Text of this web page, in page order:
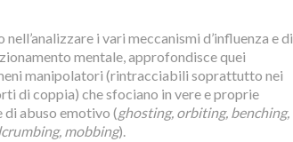
nell’analizzare i vari meccanismi d’influenza e di
mentale, approfondisce quei
manipolatori (rintracciabili soprattutto nei
di coppia) che sfociano in vere e proprie
di abuso emotivo (ghosting, orbiting, benching,
mobbing).